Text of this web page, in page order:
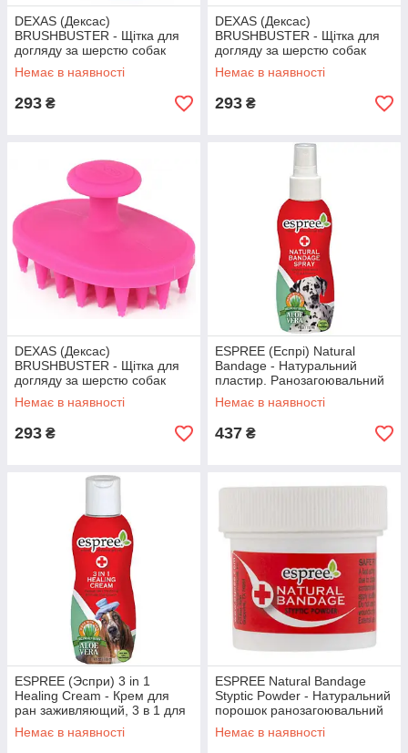
DEXAS (Дексас)
BRUSHBUSTER - Щітка для
догляду за шерстю собак
Блакитний
Немає в наявності
293 ₴
DEXAS (Дексас)
BRUSHBUSTER - Щітка для
догляду за шерстю собак
Зелений
Немає в наявності
293 ₴
DEXAS (Дексас)
BRUSHBUSTER - Щітка для
догляду за шерстю собак
Рожевий
Немає в наявності
293 ₴
ESPREE (Еспрі) Natural
Bandage - Натуральний
пластир. Ранозагоювальний
желеподібний захисний
спрей з алое
Немає в наявності
437 ₴
ESPREE (Эспри) 3 in 1
Healing Cream - Крем для
ран заживляющий, 3 в 1 для
собак
Немає в наявності
ESPREE Natural Bandage
Styptic Powder - Натуральний
порошок ранозагоювальний
Немає в наявності